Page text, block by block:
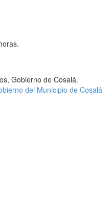
Gobierno de Cosalá.